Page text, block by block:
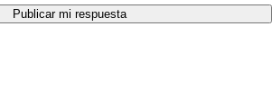
Publicar mi respuesta